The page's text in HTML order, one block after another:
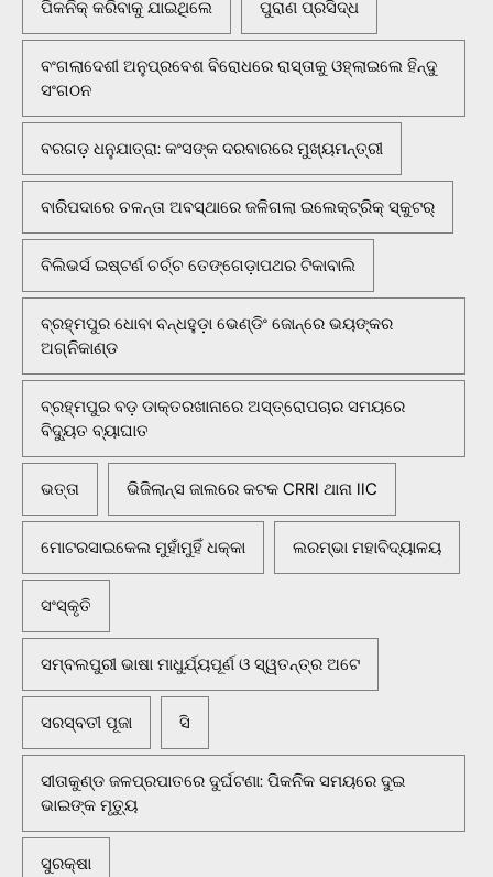
ପିକନିକ୍‌ କରିବାକୁ ଯାଇଥିଲେ ପୁରାଣ ପ୍ରସିଦ୍ଧ
ବଂଗଲାଦେଶୀ ଅନୁପ୍ରବେଶ ବିରୋଧରେ ରାସ୍ତାକୁ ଓହ୍ଲାଇଲେ ହିନ୍ଦୁ
ସଂଗଠନ
ବରଗଡ଼ ଧନୁଯାତ୍ରା: କଂସଙ୍କ ଦରବାରରେ ମୁଖ୍ୟମନ୍ତ୍ରୀ
ବାରିପଦାରେ ଚଳନ୍ତା ଅବସ୍ଥାରେ ଜଳିଗଲା ଇଲେକ୍ଟ୍ରିକ୍ ସ୍କୁଟର୍
ବିଲିଭର୍ସ ଇଷ୍ଟର୍ଣ ଚର୍ଚ୍ଚ ତେଙ୍ଗେଡ଼ାପଥର ଟିକାବାଲି
ବ୍ରହ୍ମପୁର ଧୋବା ବନ୍ଧହୁଡ଼ା ଭେଣ୍ଡିଂ ଜୋନ୍‌ରେ ଭୟଙ୍କର
ଅଗ୍ନିକାଣ୍ଡ
ବ୍ରହ୍ମପୁର ବଡ଼ ଡାକ୍ତରଖାନାରେ ଅସ୍ତ୍ରୋପଚାର ସମୟରେ
ବିଦ୍ୟୁତ ବ୍ୟାଘାତ
ଭତ୍ତା ଭିଜିଲାନ୍ସ ଜାଲରେ କଟକ CRRI ଥାନା IIC
ମୋଟରସାଇକେଲ ମୁହାଁମୁହିଁ ଧକ୍କା ଲରମ୍ଭା ମହାବିଦ୍ୟାଳୟ
ସଂସ୍କୃତି
ସମ୍ବଲପୁରୀ ଭାଷା ମାଧୁର୍ଯ୍ୟପୂର୍ଣ ଓ ସ୍ୱତନ୍ତ୍ର ଅଟେ
ସରସ୍ବତୀ ପୂଜା ସି
ସୀତାକୁଣ୍ଡ ଜଳପ୍ରପାତରେ ଦୁର୍ଘଟଣା: ପିକନିକ ସମୟରେ ଦୁଇ
ଭାଇଙ୍କ ମୃତ୍ୟୁ
ସୁରକ୍ଷା